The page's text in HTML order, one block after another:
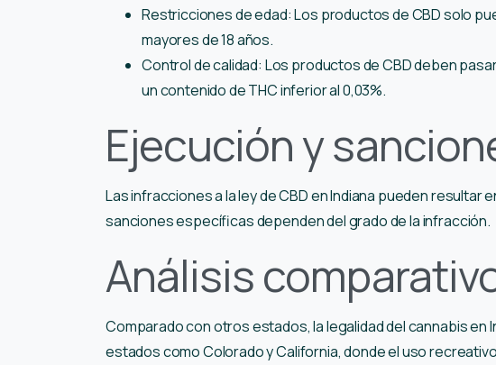
Restricciones de edad: Los productos de CBD solo
mayores de 18 años.
Control de calidad: Los productos de CBD deben
un contenido de THC inferior al 0,03%.
Ejecución y
Las infracciones a la ley de CBD en Indiana pueden resultar
sanciones específicas dependen del grado de la infracción.
Análisis
Comparado con otros estados, la legalidad del cannabis en
estados como Colorado y California, donde el uso